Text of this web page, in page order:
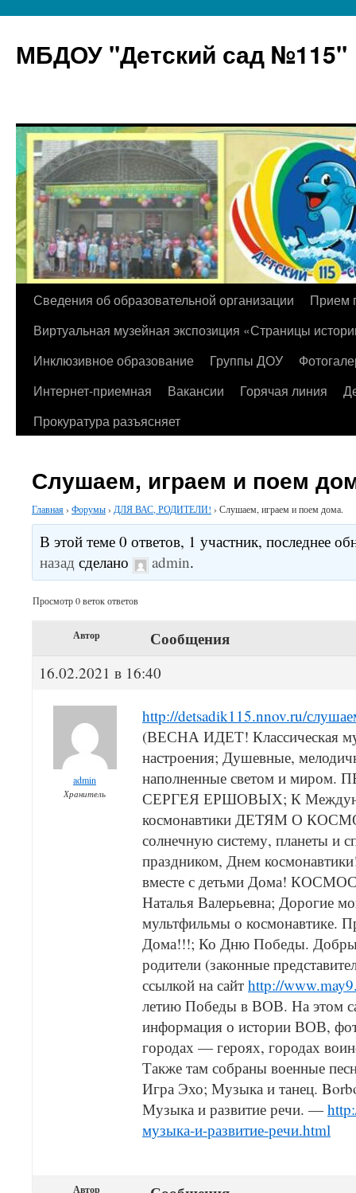
МБДОУ "Детский сад №115"
Перейти
содержимому
Сведения об образовательной организации
Прием
Виртуальная музейная экспозиция «Страницы
Инклюзивное образование
Группы ДОУ
Интернет-приемная
Вакансии Горячая линия
Прокуратура разъясняет
Слушаем, играем и поем
Главная› Форумы› ДЛЯ ВАС, РОДИТЕЛИ! › Слушаем, играем и поем дома.
В этой теме 0 ответов, 1 участник, последнее
назад сделано admin.
Просмотр 0 веток ответов
Автор Сообщения
16.02.2021 в 16:40
admin
Хранитель
http://detsadik115.nnov.ru/
(ВЕСНА ИДЕТ! Классическая
настроения; Душевные,
наполненные светом и
СЕРГЕЯ ЕРШОВЫХ; К
космонавтики ДЕТЯМ О
солнечную систему, планеты и
праздником, Днем
вместе с детьми Дома!
Наталья Валерьевна; Дорогие
мультфильмы о космонавтике.
Дома!!!; Ко Дню Победы.
родители (законные
ссылкой на сайт http://
летию Победы в ВОВ. На этом
информация о истории ВОВ,
городах — героях, городах
Также там собраны военные
Игра Эхо; Музыка и танец.
Музыка и развитие речи. —
музыка-и-развитие-речи.html
Автор